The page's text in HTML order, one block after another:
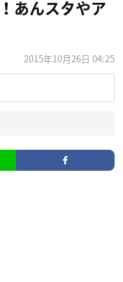
あんスタやア
2015年10月26日 04:25